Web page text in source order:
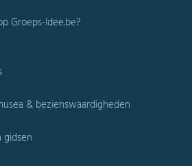
Groeps-Idee.be?
& bezienswaardigheden
gidsen